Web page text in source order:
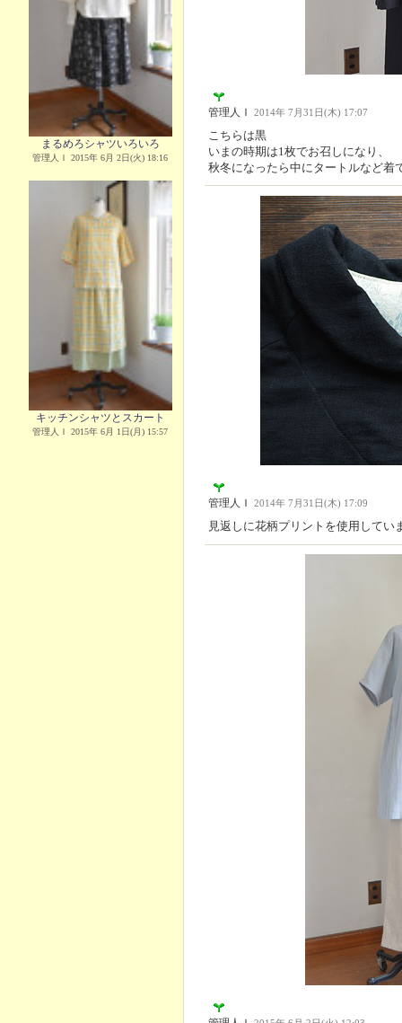
まるめろシャツいろいろ
管理人Ｉ 2015年 6月 2日(火) 18:16
キッチンシャツとスカート
管理人Ｉ 2015年 6月 1日(月) 15:57
管理人Ｉ 2014年 7月31日(木) 17:07
こちらは黒
いまの時期は1枚でお召しになり、
秋冬になったら中にタートルなど着
管理人Ｉ 2014年 7月31日(木) 17:09
見返しに花柄プリントを使用してい